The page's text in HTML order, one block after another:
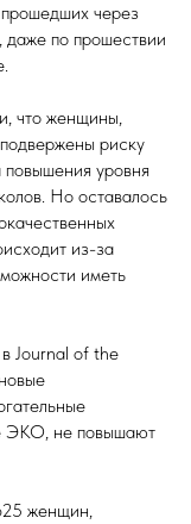
через
по прошествии
что женщины,
риску
повышения уровня
Но оставалось
из-за
иметь
Journal of the
ЭКО, не повышают
женщин,